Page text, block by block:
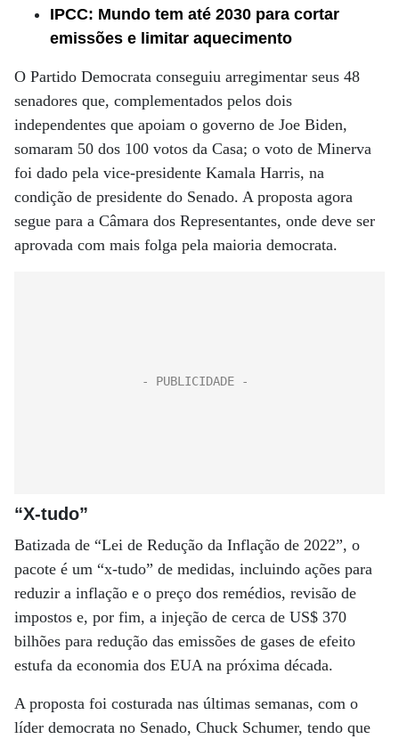
IPCC: Mundo tem até 2030 para cortar
emissões e limitar aquecimento
O Partido Democrata conseguiu arregimentar seus 48
senadores que, complementados pelos dois
independentes que apoiam o governo de Joe Biden,
somaram 50 dos 100 votos da Casa; o voto de Minerva
foi dado pela vice-presidente Kamala Harris, na
condição de presidente do Senado. A proposta agora
segue para a Câmara dos Representantes, onde deve ser
aprovada com mais folga pela maioria democrata.
“X-tudo”
Batizada de “Lei de Redução da Inflação de 2022”, o
pacote é um “x-tudo” de medidas, incluindo ações para
reduzir a inflação e o preço dos remédios, revisão de
impostos e, por fim, a injeção de cerca de US$ 370
bilhões para redução das emissões de gases de efeito
estufa da economia dos EUA na próxima década.
A proposta foi costurada nas últimas semanas, com o
líder democrata no Senado, Chuck Schumer, tendo que